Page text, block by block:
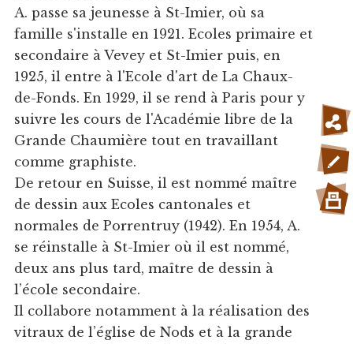
A. passe sa jeunesse à St-Imier, où sa
famille s'installe en 1921. Ecoles primaire et
secondaire à Vevey et St-Imier puis, en
1925, il entre à l'Ecole d'art de La Chaux-
de-Fonds. En 1929, il se rend à Paris pour y
suivre les cours de l'Académie libre de la
Grande Chaumière tout en travaillant
comme graphiste.
De retour en Suisse, il est nommé maître
de dessin aux Ecoles cantonales et
normales de Porrentruy (1942). En 1954, A.
se réinstalle à St-Imier où il est nommé,
deux ans plus tard, maître de dessin à
l’école secondaire.
Il collabore notamment à la réalisation des
vitraux de l’église de Nods et à la grande